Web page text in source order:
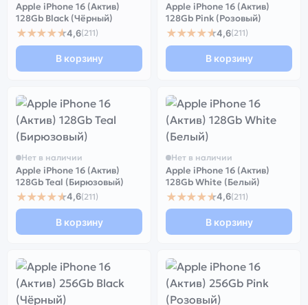
Apple iPhone 16 (Актив)
128Gb Black (Чёрный)
★★★★★4,6(211)
В корзину
Apple iPhone 16 (Актив)
128Gb Pink (Розовый)
★★★★★4,6(211)
В корзину
Нет в наличии
Apple iPhone 16 (Актив)
128Gb Teal (Бирюзовый)
★★★★★4,6(211)
В корзину
Нет в наличии
Apple iPhone 16 (Актив)
128Gb White (Белый)
★★★★★4,6(211)
В корзину